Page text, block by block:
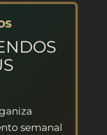
semanal